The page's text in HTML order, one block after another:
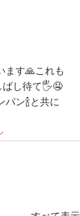
ます🙏これも
ばし待て🖐️🤤
ン🍾と共に